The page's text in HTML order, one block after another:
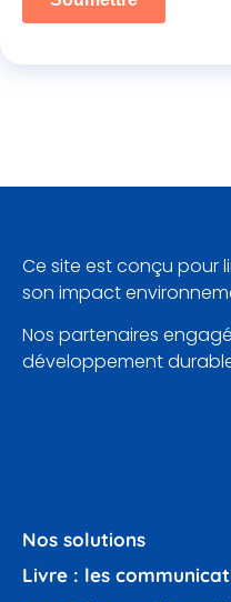
Ce site est conçu pour
son impact
Nos partenaires
développement
Nos solutions
Livre : les